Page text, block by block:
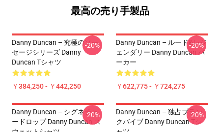
最高の売り手製品
Danny Duncan – 究極のソー
セージシリーズ Danny
Duncan Tシャツ
￥384,250 - ￥442,250
-20%
Danny Duncan – ルード&レジ
ェンダリー Danny Duncan パ
ーカー
￥622,775 - ￥724,275
-20%
Danny Duncan – シグネチャ
ードロップ Danny Duncan ス
-20%
Danny Duncan – 独占プラン
クバイブ Danny Duncan Tシ
-20%